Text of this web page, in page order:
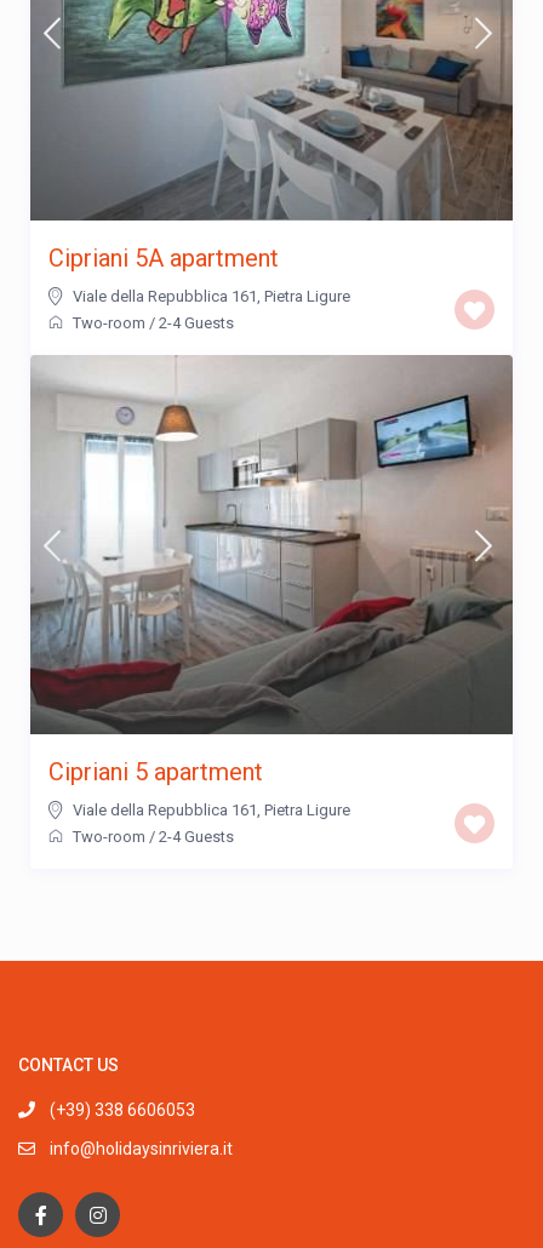
Cipriani 5A apartment
Viale della Repubblica 161,Pietra Ligure
Two-room /2-4 Guests
Cipriani 5 apartment
Viale della Repubblica 161 ,Pietra Ligure
Two-room /2-4 Guests
CONTACT US
(+39) 338 6606053
info@holidaysinriviera.it